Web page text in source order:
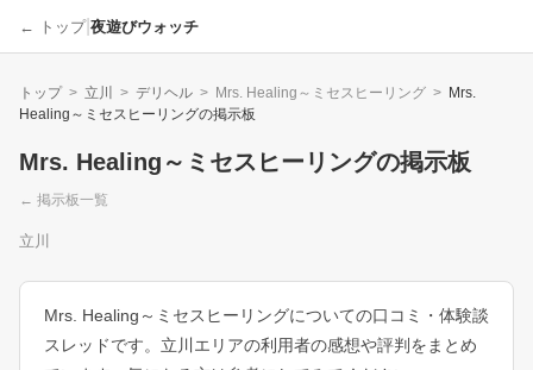
← トップ| 夜遊びウォッチ
トップ > 立川 > デリヘル > Mrs. Healing～ミセスヒーリング > Mrs.
Healing～ミセスヒーリングの掲示板
Mrs. Healing～ミセスヒーリングの掲示板
← 掲示板一覧
立川
Mrs. Healing～ミセスヒーリングについての口コミ・体験談
スレッドです。立川エリアの利用者の感想や評判をまとめ